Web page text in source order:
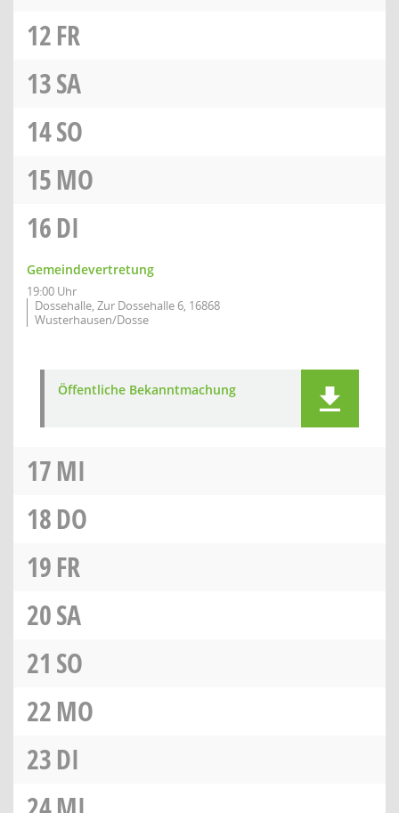
12FR
13SA
14SO
15MO
16DI
Gemeindevertretung
19:00 Uhr
Dossehalle, Zur Dossehalle 6, 16868
Wusterhausen/Dosse
Öffentliche Bekanntmachung
17MI
18DO
19FR
20SA
21 SO
22MO
23DI